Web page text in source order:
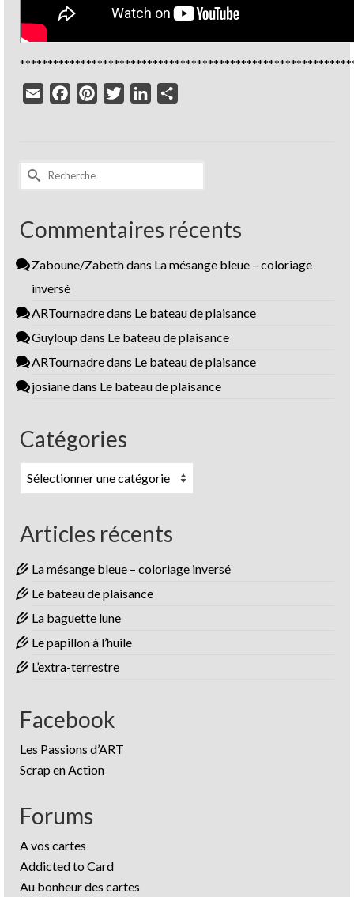
Email
FacebookPinterestTwitterLinkedIn
Rechercher :
Commentaires récents
Zaboune/Zabethdans La mésange bleue – coloriage
inversé
ARTournadredans Le bateau de plaisance
Guyloup dans Le bateau de plaisance
ARTournadredans Le bateau de plaisance
josianedans Le bateau de plaisance
Catégories
Catégories
Articles récents
La mésange bleue – coloriage inversé
Le bateau de plaisance
La baguette lune
Le papillon à l’huile
L’extra-terrestre
Facebook
Les Passions d’ART
Scrap en Action
Forums
A vos cartes
Addicted to Card
Au bonheur des cartes